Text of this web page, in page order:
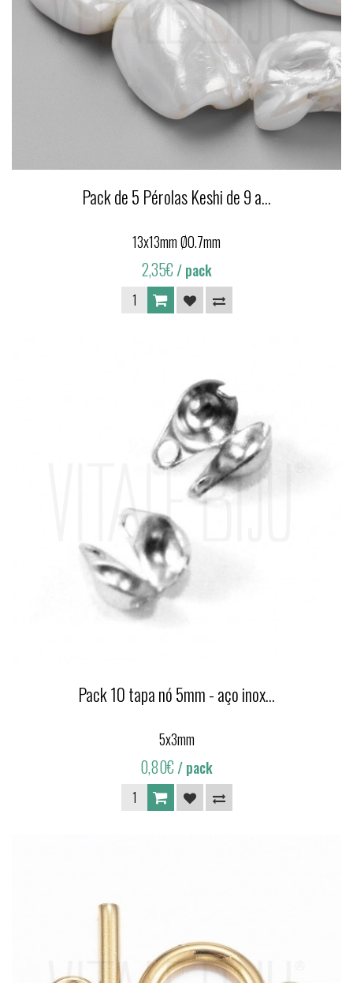
Pack de 5 Pérolas Keshi de 9 a...
13x13mm Ø0.7mm
2,35€/ pack
Pack 10 tapa nó 5mm - aço inox...
5x3mm
0,80€/ pack